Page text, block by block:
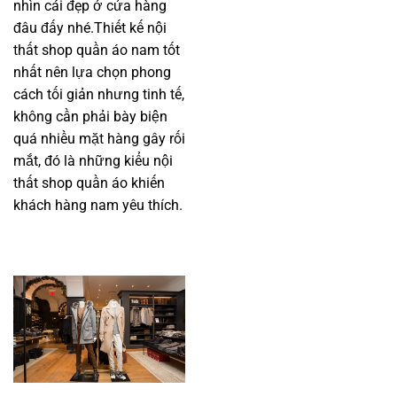
nhìn cái đẹp ở cửa hàng
đâu đấy nhé.Thiết kế nội
thất shop quần áo nam tốt
nhất nên lựa chọn phong
cách tối giản nhưng tinh tế,
không cần phải bày biện
quá nhiều mặt hàng gây rối
mắt, đó là những kiểu nội
thất shop quần áo khiến
khách hàng nam yêu thích.